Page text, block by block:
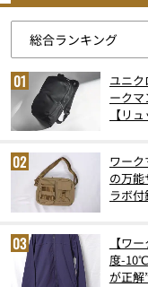
ユニ
ーク
【リ
ワー
の万
ラボ
【ワ
度-
が正